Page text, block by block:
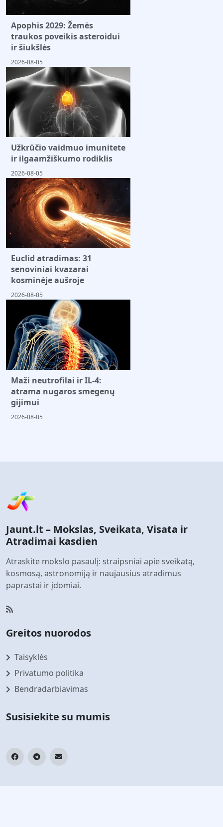
Apophis 2029: Žemės
traukos poveikis asteroidui
ir šiukšlės
2026-08-05
Užkrūčio vaidmuo imunitete
ir ilgaamžiškumo rodiklis
2026-08-05
Euclid atradimas: 31
senoviniai kvazarai
kosminėje aušroje
2026-08-05
Maži neutrofilai ir IL-4:
atrama nugaros smegenų
gijimui
2026-08-05
Jaunt.lt – Mokslas, Sveikata, Visata ir
Atradimai kasdien
Atraskite mokslo pasaulį: straipsniai apie sveikatą,
kosmosą, astronomiją ir naujausius atradimus
paprastai ir įdomiai.
Greitos nuorodos
Taisyklės
Privatumo politika
Bendradarbiavimas
Susisiekite su mumis